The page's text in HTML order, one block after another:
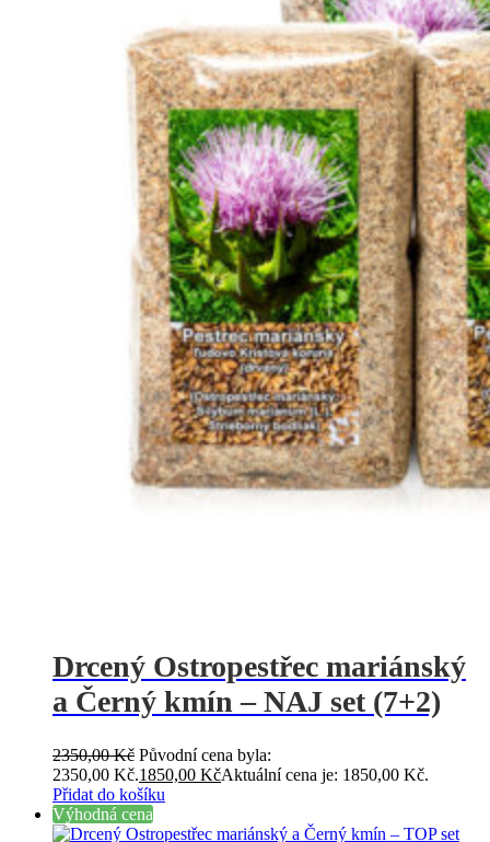
Drcený Ostropestřec mariánský
a Černý kmín – NAJ set (7+2)
2350,00Kč Původní cena byla:
2350,00 Kč.1850,00 KčAktuální cena je: 1850,00 Kč.
Přidat do košíku
Výhodná cena